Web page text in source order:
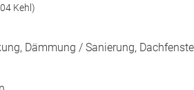
Kehl)
Dämmung / Sanierung,